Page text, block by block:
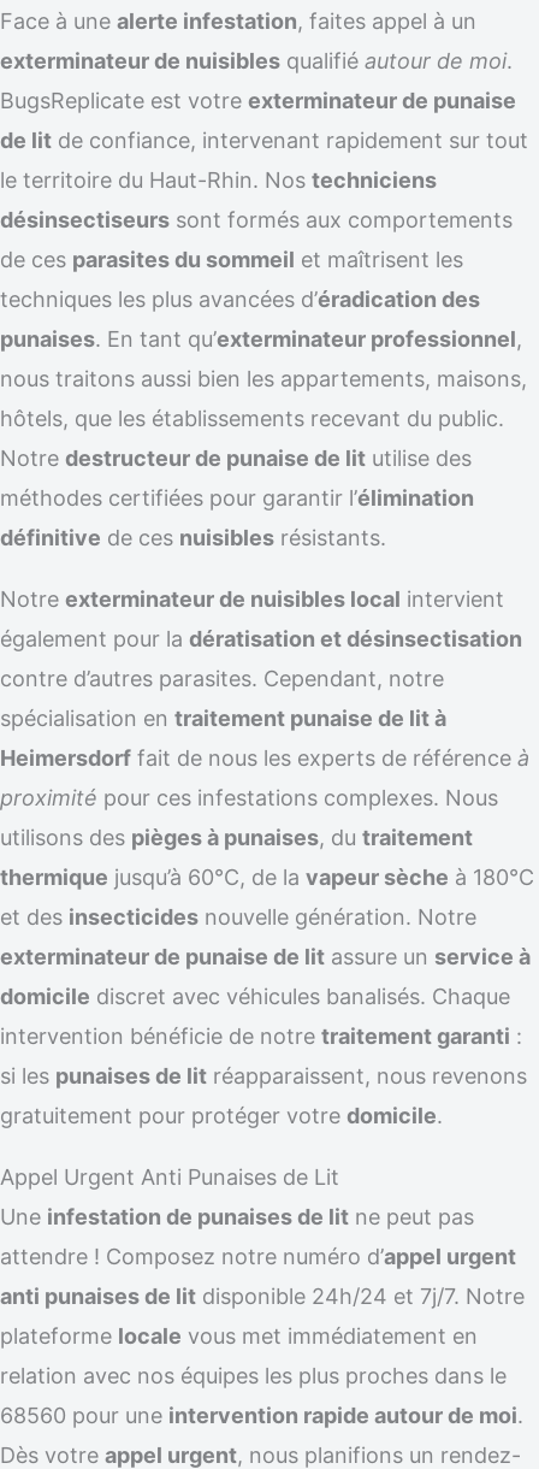
Face à une alerte infestation, faites appel à un
exterminateur de nuisibles qualifié autour de moi.
BugsReplicate est votre exterminateur de punaise
de lit de confiance, intervenant rapidement sur tout
le territoire du Haut-Rhin. Nos techniciens
désinsectiseurs sont formés aux comportements
de ces parasites du sommeil et maîtrisent les
techniques les plus avancées d’éradication des
punaises. En tant qu’exterminateur professionnel,
nous traitons aussi bien les appartements, maisons,
hôtels, que les établissements recevant du public.
Notre destructeur de punaise de lit utilise des
méthodes certifiées pour garantir l’élimination
définitive de ces nuisibles résistants.
Notre exterminateur de nuisibles local intervient
également pour la dératisation et désinsectisation
contre d’autres parasites. Cependant, notre
spécialisation en traitement punaise de lit à
Heimersdorf fait de nous les experts de référence à
proximité pour ces infestations complexes. Nous
utilisons des pièges à punaises, du traitement
thermique jusqu’à 60°C, de la vapeur sèche à 180°C
et des insecticides nouvelle génération. Notre
exterminateur de punaise de lit assure un service à
domicile discret avec véhicules banalisés. Chaque
intervention bénéficie de notre traitement garanti :
si les punaises de lit réapparaissent, nous revenons
gratuitement pour protéger votre domicile.
Appel Urgent Anti Punaises de Lit
Une infestation de punaises de lit ne peut pas
attendre ! Composez notre numéro d’appel urgent
anti punaises de lit disponible 24h/24 et 7j/7. Notre
plateforme locale vous met immédiatement en
relation avec nos équipes les plus proches dans le
68560 pour une intervention rapide autour de moi.
Dès votre appel urgent, nous planifions un rendez-